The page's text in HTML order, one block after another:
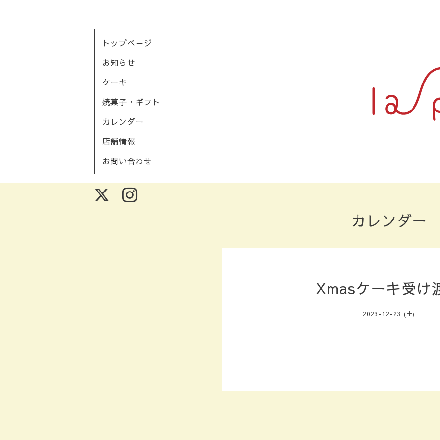
トップページ
お知らせ
ケーキ
焼菓子・ギフト
カレンダー
店舗情報
お問い合わせ
カレンダー
Xmasケーキ受け
2023-12-23 (土)